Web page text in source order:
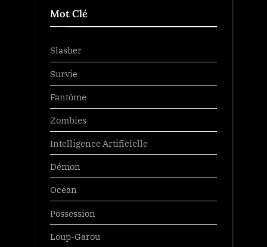
Mot Clé
Slasher
Survie
Fantôme
Zombies
Intelligence Artificielle
Démon
Océan
Possession
Loup-Garou